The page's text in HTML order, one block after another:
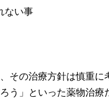
ない事
その治療方針は慎重に
う」といった薬物治療